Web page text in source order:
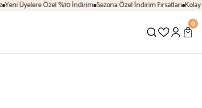
Yeni Üyelere Özel %10 İndirim Sezona Özel İndirim Fırsatları Kolay
0